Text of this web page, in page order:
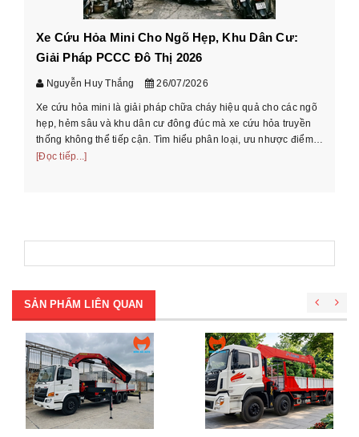
Xe Cứu Hỏa Mini Cho Ngõ Hẹp, Khu Dân Cư:
Giải Pháp PCCC Đô Thị 2026
Nguyễn Huy Thắng 26/07/2026
Xe cứu hỏa mini là giải pháp chữa cháy hiệu quả cho các ngõ
hẹp, hẻm sâu và khu dân cư đông đúc mà xe cứu hỏa truyền
thống không thể tiếp cận. Tìm hiểu phân loại, ưu nhược điểm
và cách chọn xe phù ...
[Đọc tiếp...]
SẢN PHẨM LIÊN QUAN